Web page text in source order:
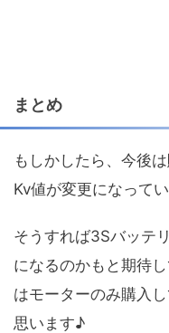
まとめ
もしかしたら、今後
Kv値が変更になって
そうすれば3Sバッテ
になるのかもと期待
はモーターのみ購入
思います♪